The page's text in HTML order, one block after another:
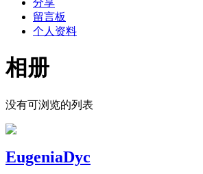
留言板
个人资料
相册
没有可浏览的列表
EugeniaDyc